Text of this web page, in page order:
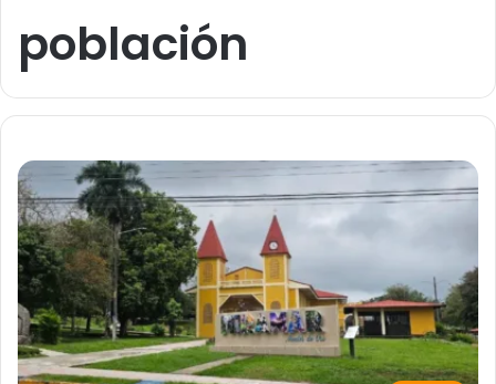
población